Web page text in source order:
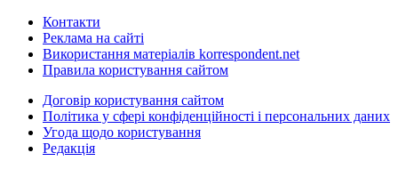
Контакти
Реклама на сайті
Використання матеріалів korrespondent.net
Правила користування сайтом
Договір користування сайтом
Політика у сфері конфіденційності і персональних даних
Угода щодо користування
Редакція